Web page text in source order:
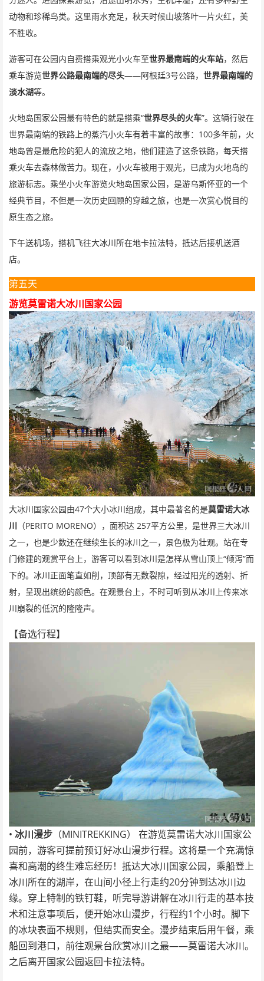
动物和珍稀鸟类。这里雨水充足，秋天时候山坡落叶一片火红，美
不胜收。
游客可在公园内自费搭乘观光小火车至世界最南端的火车站，然后
乘车游览世界公路最南端的尽头——阿根廷3号公路， 世界最南端的
淡水湖等。
火地岛国家公园最有特色的就是搭乘“世界尽头的火车”。这辆行驶在
世界最南端的铁路上的蒸汽小火车有着丰富的故事： 100多年前，火
地岛曾是最危险的犯人的流放之地，他们建造了这条铁路，每天搭
乘火车去森林做苦力。现在，小火车被用于观光，已成为火地岛的
旅游标志。乘坐小火车游览火地岛国家公园，是游乌斯怀亚的一个
经典节目，不但是一次历史回顾的穿越之旅，也是一次赏心悦目的
原生态之旅。
下午送机场，搭机飞往大冰川所在地卡拉法特，抵达后接机送酒
店。
第五天
游览莫雷诺大冰川国家公园
大冰川国家公园由47个大小冰川组成，其中最著名的是莫雷诺大冰
川
（PERITO MORENO），面积达 257平方公里，是世界三大冰川
之一，也是少数还在继续生长的冰川之一，景色极为壮观。站在专
门修建的观赏平台上，游客可以看到冰川是怎样从雪山顶上“倾泻”而
下的。冰川正面笔直如削，顶部有无数裂隙，经过阳光的透射、折
射，呈现出缤纷的颜色。在观景台上，不时可听到从冰川上传来冰
川崩裂的低沉的隆隆声。
【备选行程】
• 冰川漫步 （MINITREKKING）
在游览莫雷诺大冰川国家公
园前，游客可提前预订好冰山漫步行程。这将是一个充满惊
喜和高潮的终生难忘经历！抵达大冰川国家公园，乘船登上
冰川所在的湖岸，在山间小径上行走约20分钟到达冰川边
缘。穿上特制的铁钉鞋，听完导游讲解在冰川行走的基本技
术和注意事项后，便开始冰山漫步，行程约1个小时。脚下
的冰块表面不规则，但结实而安全。漫步结束后用午餐，乘
船回到港口，前往观景台欣赏冰川之最——莫雷诺大冰川。
之后离开国家公园返回卡拉法特。